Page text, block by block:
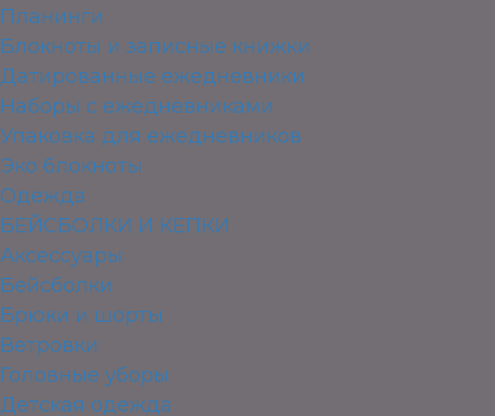
Планинги
Блокноты и записные книжки
Датированные ежедневники
Наборы с ежедневниками
Упаковка для ежедневников
Эко блокноты
Одежда
БЕЙСБОЛКИ И КЕПКИ
Аксессуары
Бейсболки
Брюки и шорты
Ветровки
Головные уборы
Детская одежда